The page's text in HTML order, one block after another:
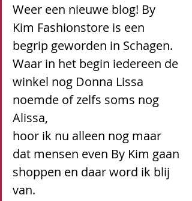
Weer een nieuwe blog! By
Kim Fashionstore is een
begrip geworden in Schagen.
Waar in het begin iedereen de
winkel nog Donna Lissa
noemde of zelfs soms nog
Alissa,
hoor ik nu alleen nog maar
dat mensen even By Kim gaan
shoppen en daar word ik blij
van.